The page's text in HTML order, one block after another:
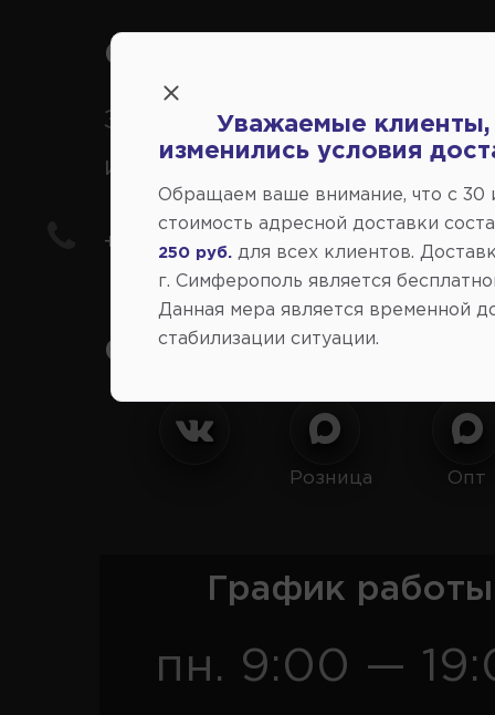
Справочный центр:
Заказ шин, дисков,
иномарки
+7(978) 206-206-8
Социальные сети:
Розница Опт
График
пн. 9:00 —
Уважаемые клиенты,
изменились условия
Обращаем ваше внимание, что c 30
стоимость адресной доставки
250 руб.
для всех клиентов.
г. Симферополь является
Данная мера является временной
стабилизации ситуации.